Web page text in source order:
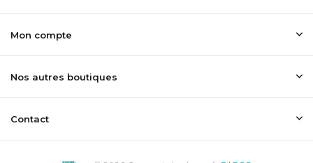
Mon compte
Nos autres boutiques
Contact